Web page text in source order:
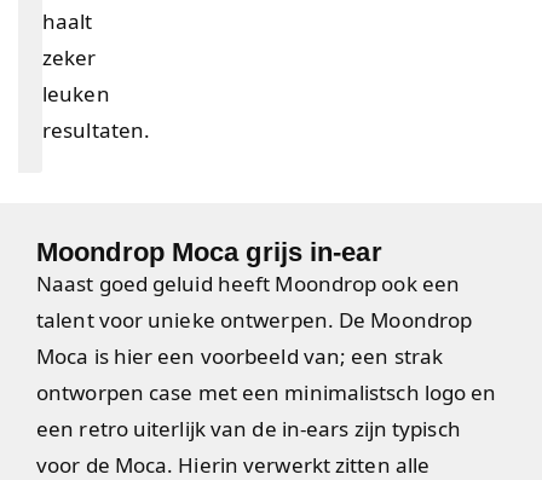
haalt
zeker
leuken
resultaten.
Moondrop Moca grijs in-ear
Naast goed geluid heeft Moondrop ook een
talent voor unieke ontwerpen. De Moondrop
Moca is hier een voorbeeld van; een strak
ontworpen case met een minimalistsch logo en
een retro uiterlijk van de in-ears zijn typisch
voor de Moca. Hierin verwerkt zitten alle